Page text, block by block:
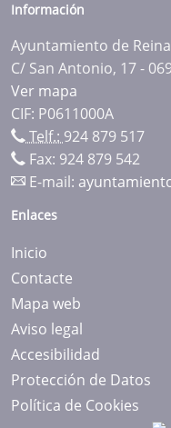
Información
Ayuntamiento de Reina
C/ San Antonio, 17 -
Ver mapa
CIF: P0611000A
Telf.: 924 879 517
Fax: 924 879 542
E-mail:
Enlaces
Inicio
Contacte
Mapa web
Aviso legal
Accesibilidad
Protección de Datos
Política de Cookies